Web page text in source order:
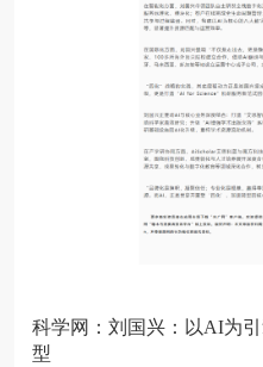
科学网：刘国兴：以AI为
型